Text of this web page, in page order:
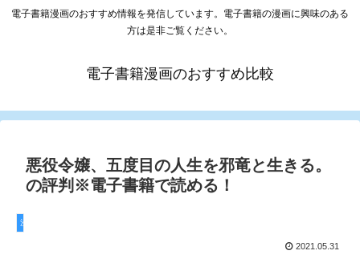
電子書籍漫画のおすすめ情報を発信しています。電子書籍の漫画に興味のある
方は是非ご覧ください。
電子書籍漫画のおすすめ比較
悪役令嬢、五度目の人生を邪竜と生きる。
の評判※電子書籍で読める！
漫画
2021.05.31